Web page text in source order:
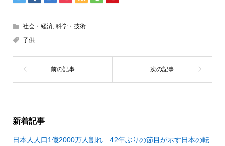
社会・経済, 科学・技術
子供
新着記事
日本人人口1億2000万人割れ 42年ぶりの節目が示す日本の転